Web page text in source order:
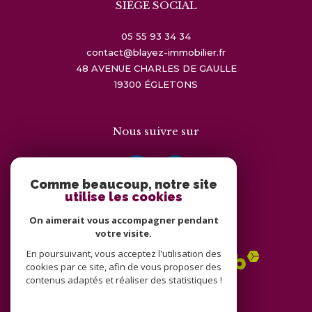
SIÈGE SOCIAL
05 55 93 34 34
contact@blayez-immobilier.fr
48 AVENUE CHARLES DE GAULLE
19300
ÉGLETONS
Nous suivre sur
Adhérents
Comme beaucoup, notre site
utilise les cookies
On aimerait vous accompagner pendant
votre visite.
En poursuivant, vous acceptez l'utilisation des
cookies par ce site, afin de vous proposer des
contenus adaptés et réaliser des statistiques !